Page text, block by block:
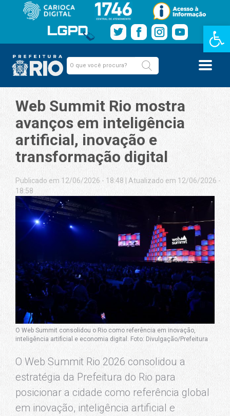
Barra de
Web Summit Rio mostra
avanços em inteligência
artificial, inovação e
transformação digital
Publicado em 12/06/2026 - 18:48
Atualizado em 12/06/2026 -
18:58
O Web Summit consolidou o Rio como referência em inovação,
inteligência artificial e economia digital. Foto: Divulgação/Prefeitura
O Web Summit Rio 2026 consolidou a
estratégia da Prefeitura do Rio para
posicionar a cidade como referência global
em inovação, inteligência artificial e